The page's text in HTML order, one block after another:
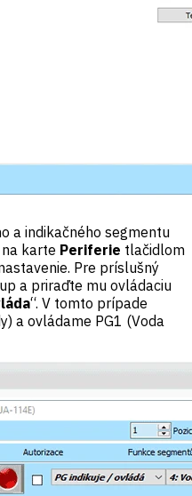
a indikačného segmentu
karte Periferie tlačidlom
Pre príslušný
a priraďte mu ovládaciu
“. V tomto prípade
a ovládame PG1 (Voda